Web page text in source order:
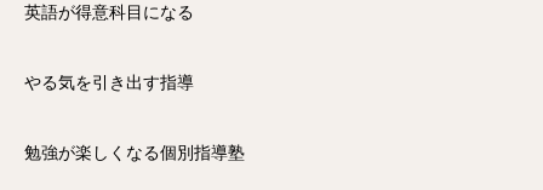
英語が得意科目になる
やる気を引き出す指導
勉強が楽しくなる個別指導塾